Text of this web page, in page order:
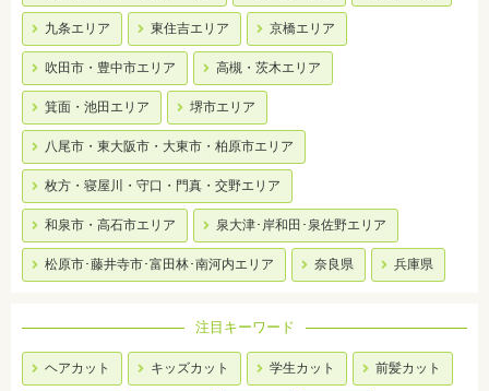
九条エリア 東住吉エリア 京橋エリア
吹田市・豊中市エリア 高槻・茨木エリア
箕面・池田エリア 堺市エリア
八尾市・東大阪市・大東市・柏原市エリア
枚方・寝屋川・守口・門真・交野エリア
和泉市・高石市エリア 泉大津･岸和田･泉佐野エリア
松原市･藤井寺市･富田林･南河内エリア 奈良県 兵庫県
注目キーワード
ヘアカット キッズカット 学生カット 前髪カット